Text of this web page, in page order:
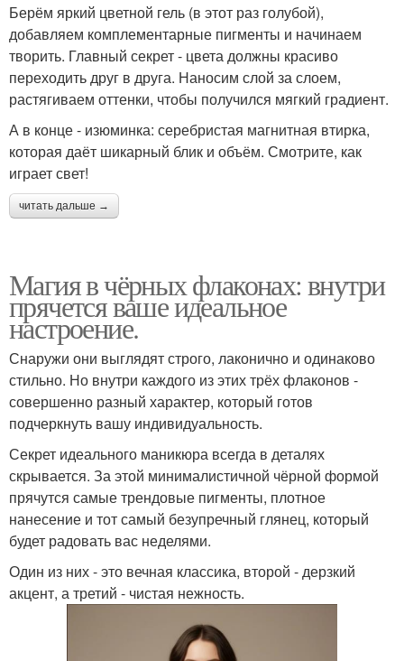
Берём яркий цветной гель (в этот раз голубой),
добавляем комплементарные пигменты и начинаем
творить. Главный секрет - цвета должны красиво
переходить друг в друга. Наносим слой за слоем,
растягиваем оттенки, чтобы получился мягкий градиент.
А в конце - изюминка: серебристая магнитная втирка,
которая даёт шикарный блик и объём. Смотрите, как
играет свет!
читать дальше →
Магия в чёрных флаконах: внутри
прячется ваше идеальное
настроение.
Снаружи они выглядят строго, лаконично и одинаково
стильно. Но внутри каждого из этих трёх флаконов -
совершенно разный характер, который готов
подчеркнуть вашу индивидуальность.
Секрет идеального маникюра всегда в деталях
скрывается. За этой минималистичной чёрной формой
прячутся самые трендовые пигменты, плотное
нанесение и тот самый безупречный глянец, который
будет радовать вас неделями.
Один из них - это вечная классика, второй - дерзкий
акцент, а третий - чистая нежность.